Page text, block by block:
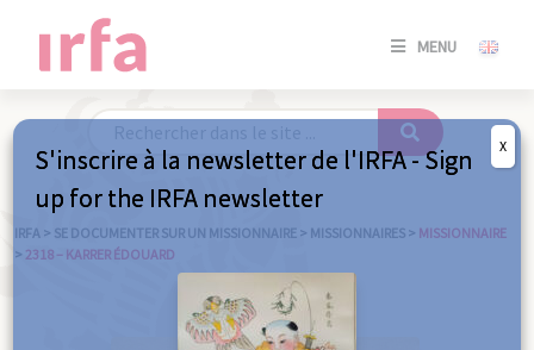
MENU
SE
/
IRFA > SE DOCUMENTER SUR UN MISSIONNAIRE > MISSIONNAIRES > MISSIONNAIRE
> 2318 – KARRER ÉDOUARD
S'inscrire à la newsletter de l'IRFA - Sign
up for the IRFA newsletter
X